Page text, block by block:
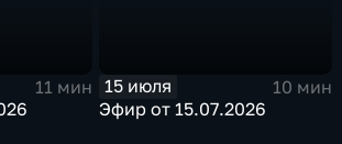
11 мин
15 июля
10 мин
Эфир от 15.07.2026